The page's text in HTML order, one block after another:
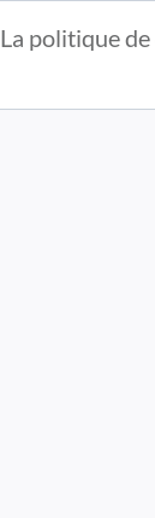
La politique